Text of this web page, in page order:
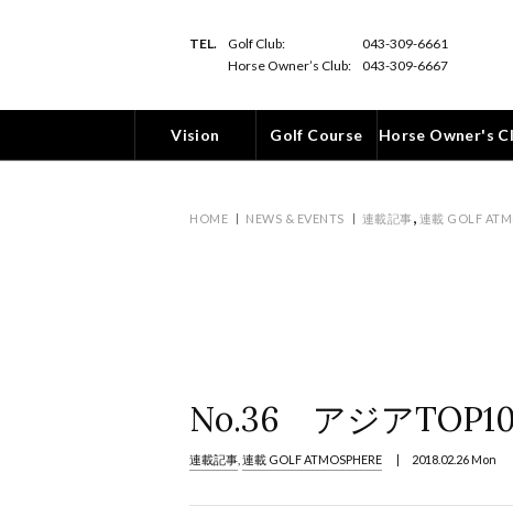
TEL. Golf Club:
043-309-6661
Horse Owner’s Club:
043-309-6667
Vision Golf Course Horse Owner's
HOME NEWS & EVENTS 連載記事, 連載 GOLF
No.36 アジア
連載記事 連載 GOLF ATMOSPHERE | 2018.02.26 Mon